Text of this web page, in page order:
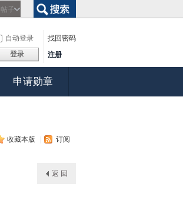
帖子
自动登录
找回密码
登录 注册
申请勋章
收藏本版 订阅
返 回